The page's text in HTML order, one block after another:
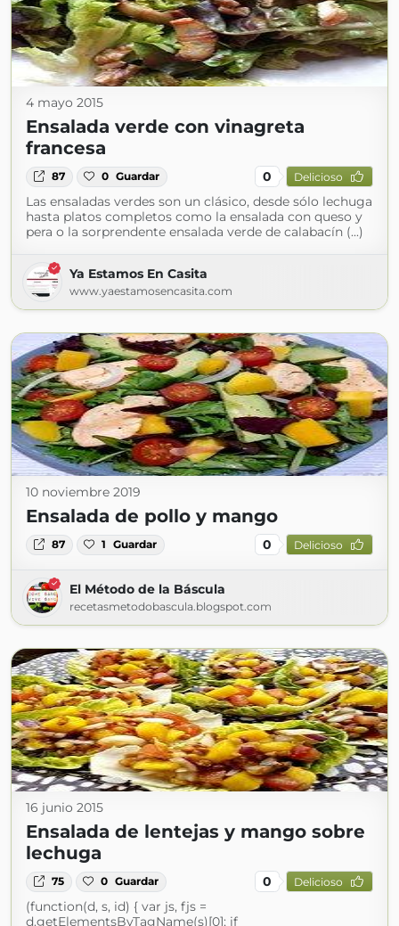
4 mayo 2015
Ensalada verde con vinagreta
francesa
87 0 Guardar 0 Delicioso
Las ensaladas verdes son un clásico, desde sólo lechuga
hasta platos completos como la ensalada con queso y
pera o la sorprendente ensalada verde de calabacín (...)
Ya Estamos En Casita
www.yaestamosencasita.com
10 noviembre 2019
Ensalada de pollo y mango
87 1 Guardar 0 Delicioso
El Método de la Báscula
recetasmetodobascula.blogspot.com
16 junio 2015
Ensalada de lentejas y mango sobre
lechuga
75 0 Guardar 0 Delicioso
(function(d, s, id) { var js, fjs =
d.getElementsByTagName(s)[0]; if